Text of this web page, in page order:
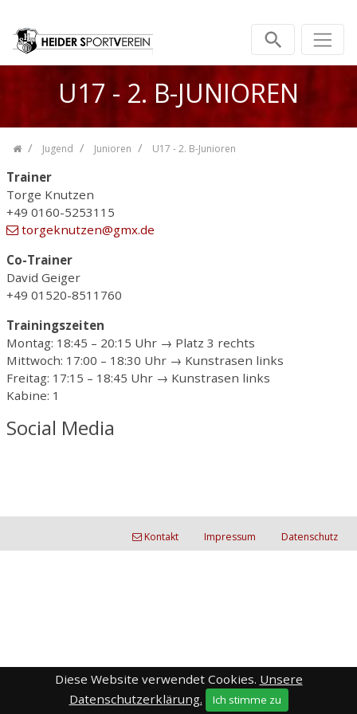
Zum Inhalt springen
U17 - 2. B-JUNIOREN
Jugend Junioren U17 - 2. B-Junioren
Trainer
Torge Knutzen
+49 0160-5253115
torgeknutzen@gmx.de
Co-Trainer
David Geiger
+49 01520-8511760
Trainingszeiten
Montag: 18:45 – 20:15 Uhr → Platz 3 rechts
Mittwoch: 17:00 – 18:30 Uhr → Kunstrasen links
Freitag: 17:15 – 18:45 Uhr → Kunstrasen links
Kabine: 1
Social Media
Kontakt Impressum Datenschutz
Diese Website verwendet Cookies. Unsere
Datenschutzerklärung.
Ich stimme zu